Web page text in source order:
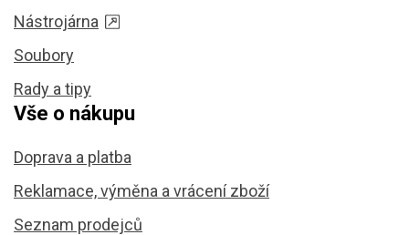
Nástrojárna
Soubory
Rady a tipy
Vše o nákupu
Doprava a platba
Reklamace, výměna a vrácení zboží
Seznam prodejců